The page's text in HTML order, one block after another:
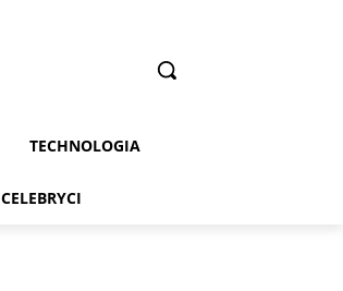
TECHNOLOGIA
CELEBRYCI